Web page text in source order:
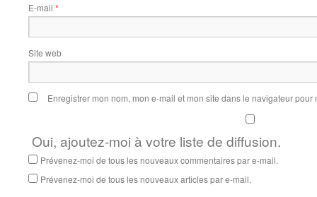
E-mail *
Site web
Enregistrer mon nom, mon e-mail et mon site dans le navigateur
Oui, ajoutez-moi à votre liste de diffusion.
Prévenez-moi de tous les nouveaux commentaires par e-mail.
Prévenez-moi de tous les nouveaux articles par e-mail.